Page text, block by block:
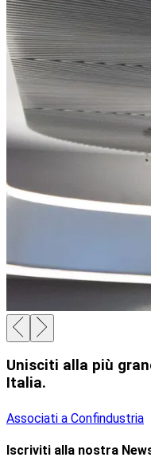
Unisciti alla più
Italia.
Associati a Confindustria
Iscriviti alla nostra